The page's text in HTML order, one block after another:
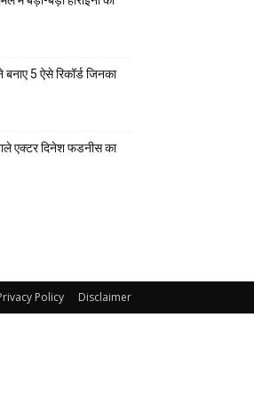
5 ऐसे रिकॉर्ड जिनका
एक्टर दिनेश फडनीस का
Policy Disclaimer